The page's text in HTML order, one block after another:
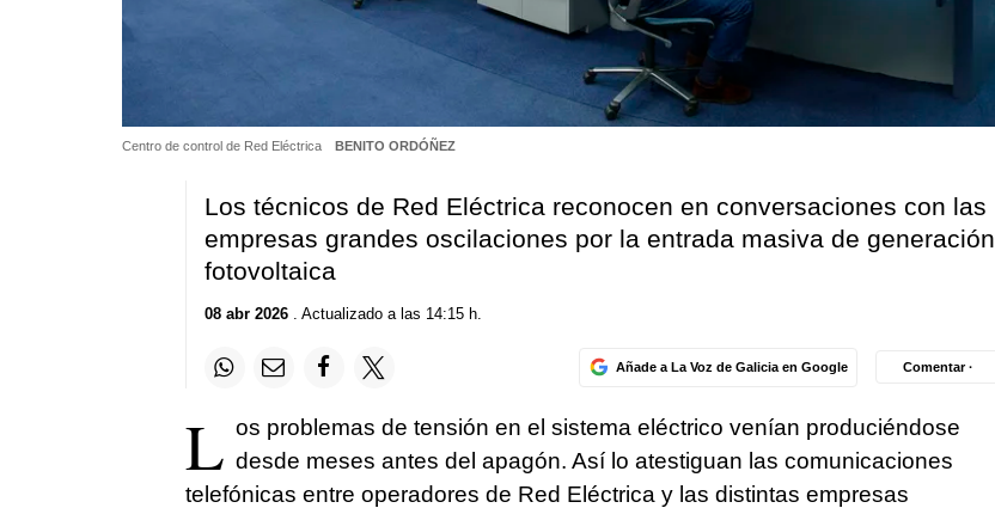
Centro de control de Red Eléctrica BENITO ORDÓÑEZ
Los técnicos de Red Eléctrica reconocen en conversaciones con las
empresas grandes oscilaciones por la entrada masiva de generación
fotovoltaica
08 abr 2026. Actualizado a las 14:15 h.
Añade a La Voz de Galicia en Google Comentar ·
L os problemas de tensión en el sistema eléctrico venían produciéndose
desde meses antes del apagón. Así lo atestiguan las comunicaciones
telefónicas entre operadores de Red Eléctrica y las distintas empresas